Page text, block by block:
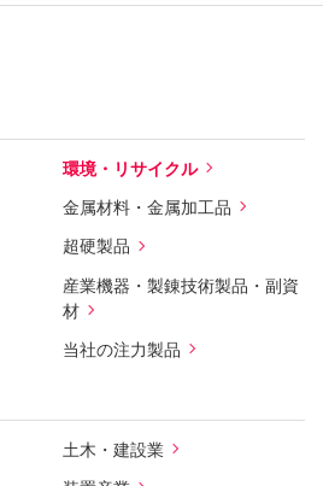
環境・リサイクル
金属材料・金属加工品
超硬製品
産業機器・製錬技術製品・副資
材
当社の注力製品
土木・建設業